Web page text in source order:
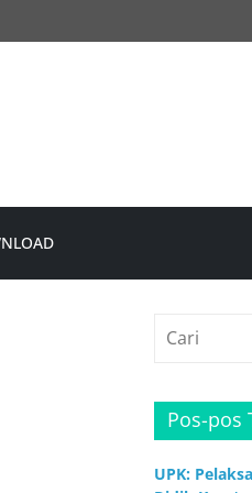
Pos-pos
UPK: